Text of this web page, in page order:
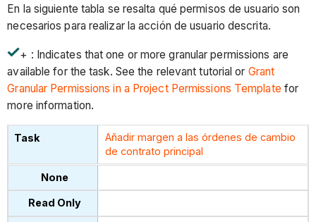
En la siguiente tabla se resalta qué permisos de usuario son
necesarios para realizar la acción de usuario descrita.
+ : Indicates that one or more granular permissions are
available for the task. See the relevant tutorial or Grant
Granular Permissions in a Project Permissions Template for
more information.
Añadir margen a las órdenes de cambio
de contrato principal